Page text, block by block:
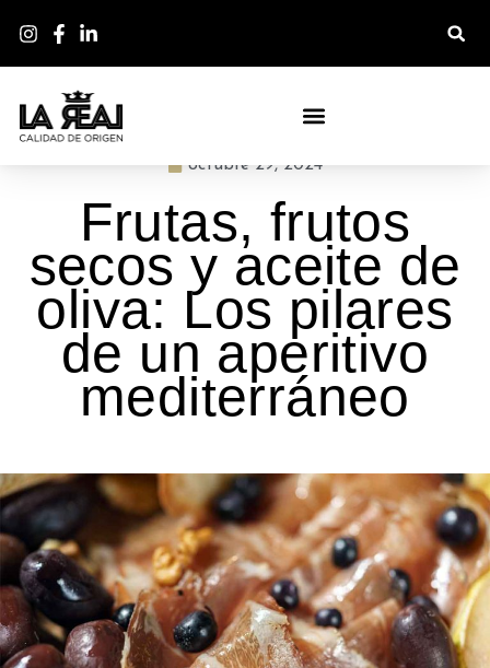
BLOG - LA DESPENSA DE LA REAL
octubre 29, 2024
Frutas, frutos
secos y aceite de
oliva: Los pilares
de un aperitivo
mediterráneo